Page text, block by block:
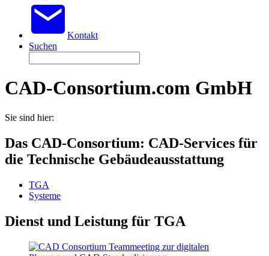
Kontakt
Suchen
CAD-Consortium.com GmbH
Sie sind hier:
Das CAD-Consortium: CAD-Services für
die Technische Gebäudeausstattung
TGA
Systeme
Dienst und Leistung für TGA